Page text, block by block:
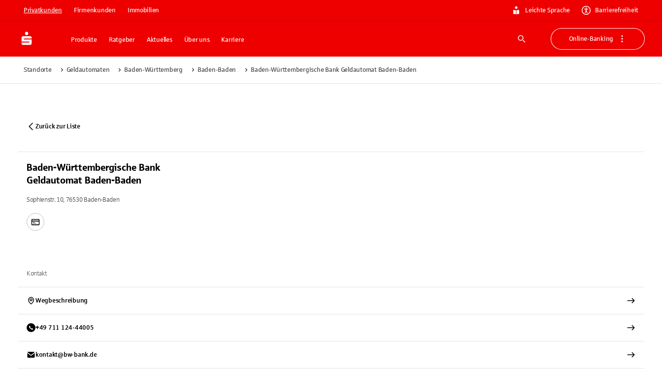
Privatkunden Firmenkunden Immobilien Leichte Sprache Barrierefreiheit
Produkte Ratgeber Aktuelles Über uns Karriere
Suche
Online-Banking
Standorte Geldautomaten Baden-Württemberg Baden-Baden Baden-Württembergische Bank Geldautomat Baden-Baden
Zurück zur Liste
Baden-Württembergische Bank
Geldautomat Baden-Baden
Sophienstr. 10, 76530 Baden-Baden
Kontakt
Wegbeschreibung
+49 711 124-44005
kontakt@bw-bank.de